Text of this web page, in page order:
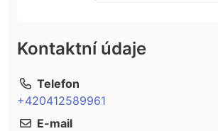
Kontaktní údaje
Telefon
+420412589961
E-mail